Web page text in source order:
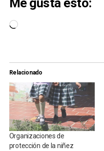
Cargando...
Relacionado
Organizaciones de
protección de la niñez